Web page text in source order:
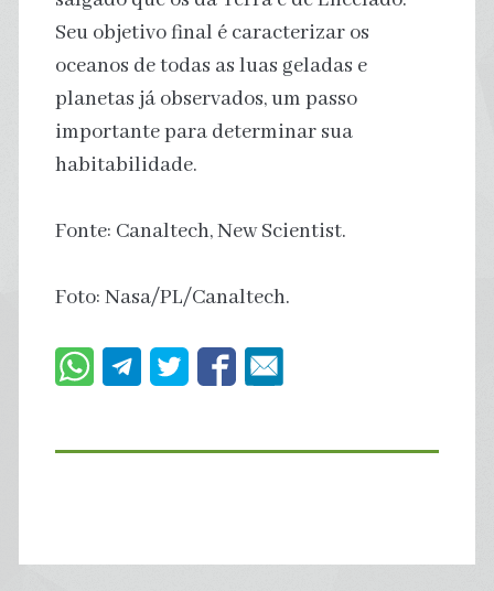
Seu objetivo final é caracterizar os
oceanos de todas as luas geladas e
planetas já observados, um passo
importante para determinar sua
habitabilidade.
Fonte: Canaltech, New Scientist.
Foto: Nasa/PL/Canaltech.